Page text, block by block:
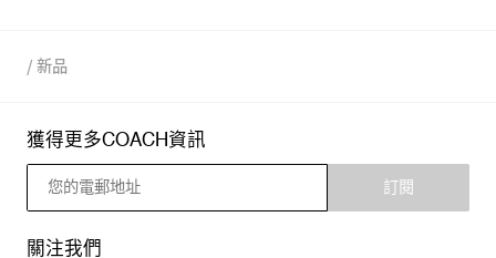
/ 新品
獲得更多COACH資訊
訂閱
關注我們